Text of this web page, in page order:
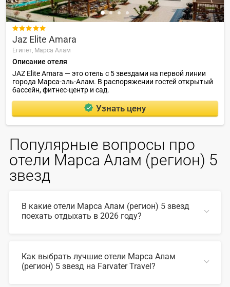

Jaz Elite Amara
Египет, Марса Алам
Описание отеля
JAZ Elite Amara — это отель с 5 звездами на первой линии
города Марса-эль-Алам. В распоряжении гостей открытый
бассейн, фитнес-центр и сад.
Узнать цену
Популярные вопросы про
отели Марса Алам (регион) 5
звезд
В какие отели Марса Алам (регион) 5 звезд
поехать отдыхать в 2026 году?
Как выбрать лучшие отели Марса Алам
(регион) 5 звезд на Farvater Travel?